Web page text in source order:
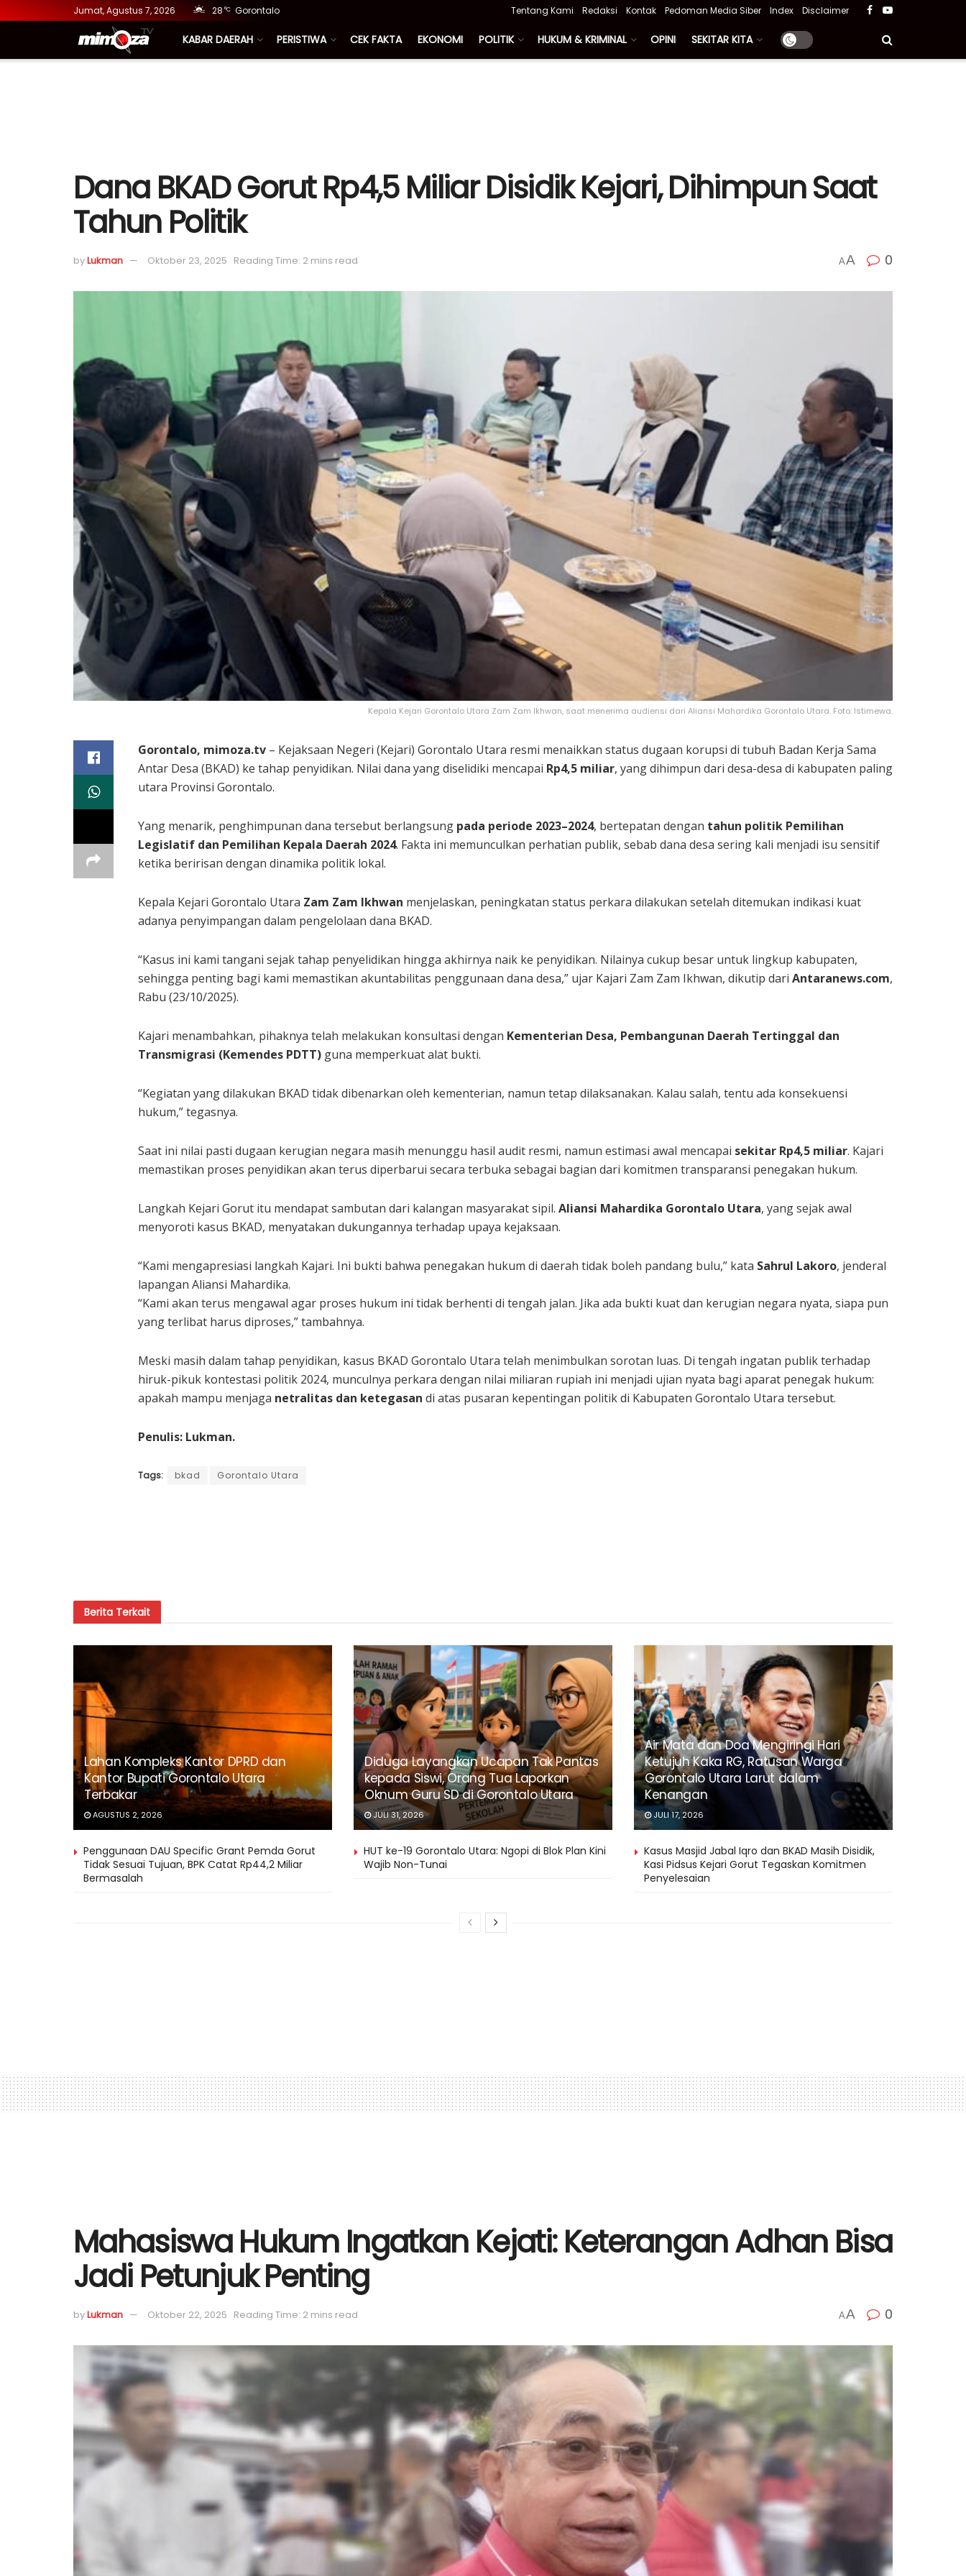
Jumat, Agustus 7, 2026 28 °C Gorontalo Tentang Kami Redaksi Kontak Pedoman Media Siber Index Disclaimer
KABAR DAERAH PERISTIWA CEK FAKTA EKONOMI POLITIK HUKUM & KRIMINAL OPINI SEKITAR KITA
Dana BKAD Gorut Rp4,5 Miliar Disidik Kejari, Dihimpun Saat
Tahun Politik
byLukman Oktober 23, 2025 Reading Time: 2 mins read AA 0
Kepala Kejari Gorontalo Utara Zam Zam Ikhwan, saat menerima audiensi dari Aliansi Mahardika Gorontalo Utara. Foto: Istimewa.
Gorontalo, mimoza.tv – Kejaksaan Negeri (Kejari) Gorontalo Utara resmi menaikkan status dugaan korupsi di tubuh Badan Kerja Sama
Antar Desa (BKAD) ke tahap penyidikan. Nilai dana yang diselidiki mencapai Rp4,5 miliar, yang dihimpun dari desa-desa di kabupaten paling
utara Provinsi Gorontalo.
Yang menarik, penghimpunan dana tersebut berlangsung pada periode 2023–2024, bertepatan dengan tahun politik Pemilihan
Legislatif dan Pemilihan Kepala Daerah 2024. Fakta ini memunculkan perhatian publik, sebab dana desa sering kali menjadi isu sensitif
ketika beririsan dengan dinamika politik lokal.
Kepala Kejari Gorontalo Utara Zam Zam Ikhwan menjelaskan, peningkatan status perkara dilakukan setelah ditemukan indikasi kuat
adanya penyimpangan dalam pengelolaan dana BKAD.
“Kasus ini kami tangani sejak tahap penyelidikan hingga akhirnya naik ke penyidikan. Nilainya cukup besar untuk lingkup kabupaten,
sehingga penting bagi kami memastikan akuntabilitas penggunaan dana desa,” ujar Kajari Zam Zam Ikhwan, dikutip dari Antaranews.com,
Rabu (23/10/2025).
Kajari menambahkan, pihaknya telah melakukan konsultasi dengan Kementerian Desa, Pembangunan Daerah Tertinggal dan
Transmigrasi (Kemendes PDTT) guna memperkuat alat bukti.
“Kegiatan yang dilakukan BKAD tidak dibenarkan oleh kementerian, namun tetap dilaksanakan. Kalau salah, tentu ada konsekuensi
hukum,” tegasnya.
Saat ini nilai pasti dugaan kerugian negara masih menunggu hasil audit resmi, namun estimasi awal mencapai sekitar Rp4,5 miliar. Kajari
memastikan proses penyidikan akan terus diperbarui secara terbuka sebagai bagian dari komitmen transparansi penegakan hukum.
Langkah Kejari Gorut itu mendapat sambutan dari kalangan masyarakat sipil. Aliansi Mahardika Gorontalo Utara, yang sejak awal
menyoroti kasus BKAD, menyatakan dukungannya terhadap upaya kejaksaan.
“Kami mengapresiasi langkah Kajari. Ini bukti bahwa penegakan hukum di daerah tidak boleh pandang bulu,” kata Sahrul Lakoro, jenderal
lapangan Aliansi Mahardika.
“Kami akan terus mengawal agar proses hukum ini tidak berhenti di tengah jalan. Jika ada bukti kuat dan kerugian negara nyata, siapa pun
yang terlibat harus diproses,” tambahnya.
Meski masih dalam tahap penyidikan, kasus BKAD Gorontalo Utara telah menimbulkan sorotan luas. Di tengah ingatan publik terhadap
hiruk-pikuk kontestasi politik 2024, munculnya perkara dengan nilai miliaran rupiah ini menjadi ujian nyata bagi aparat penegak hukum:
apakah mampu menjaga netralitas dan ketegasan di atas pusaran kepentingan politik di Kabupaten Gorontalo Utara tersebut.
Penulis: Lukman.
Tags: bkad Gorontalo Utara
Berita Terkait
Lahan Kompleks Kantor DPRD dan
Kantor Bupati Gorontalo Utara
Terbakar
AGUSTUS 2, 2026
Diduga Layangkan Ucapan Tak Pantas
kepada Siswi, Orang Tua Laporkan
Oknum Guru SD di Gorontalo Utara
JULI 31, 2026
Air Mata dan Doa Mengiringi Hari
Ketujuh Kaka RG, Ratusan Warga
Gorontalo Utara Larut dalam
Kenangan
JULI 17, 2026
Penggunaan DAU Specific Grant Pemda Gorut
Tidak Sesuai Tujuan, BPK Catat Rp44,2 Miliar
Bermasalah
HUT ke-19 Gorontalo Utara: Ngopi di Blok Plan Kini
Wajib Non-Tunai
Kasus Masjid Jabal Iqro dan BKAD Masih Disidik,
Kasi Pidsus Kejari Gorut Tegaskan Komitmen
Penyelesaian
Mahasiswa Hukum Ingatkan Kejati: Keterangan Adhan Bisa
Jadi Petunjuk Penting
byLukman Oktober 22, 2025 Reading Time: 2 mins read AA 0